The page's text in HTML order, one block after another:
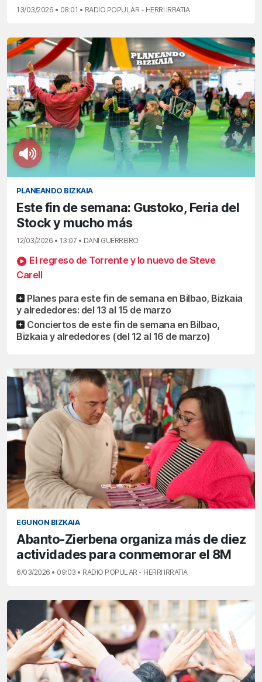
13/03/2026 • 08:01 • RADIO POPULAR - HERRI IRRATIA
PLANEANDO BIZKAIA
Este fin de semana: Gustoko, Feria del
Stock y mucho más
12/03/2026 • 13:07 • DANI GUERREIRO
El regreso de Torrente y lo nuevo de Steve
Carell
Planes para este fin de semana en Bilbao, Bizkaia
y alrededores: del 13 al 15 de marzo
Conciertos de este fin de semana en Bilbao,
Bizkaia y alrededores (del 12 al 16 de marzo)
EGUNON BIZKAIA
Abanto-Zierbena organiza más de diez
actividades para conmemorar el 8M
6/03/2026 • 09:03 • RADIO POPULAR - HERRI IRRATIA